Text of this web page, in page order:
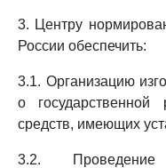
3. Центру
России обеспечить:
3.1. Организацию
о государственной
средств, имеющих
3.2. Проведение